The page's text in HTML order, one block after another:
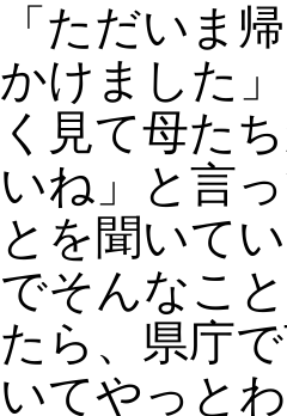
「ただいま
かけました
く見て母た
いね」と言
とを聞いて
でそんなこ
たら、県庁
いてやっと